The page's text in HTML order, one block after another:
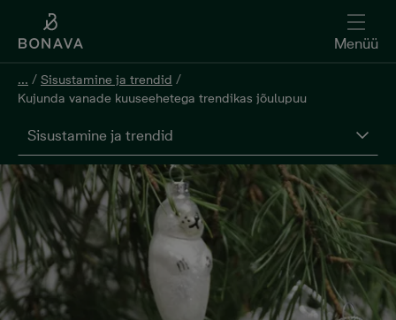
Menüü
... / Sisustamine ja trendid /
Kujunda vanade kuuseehetega trendikas jõulupuu
Sisustamine ja trendid